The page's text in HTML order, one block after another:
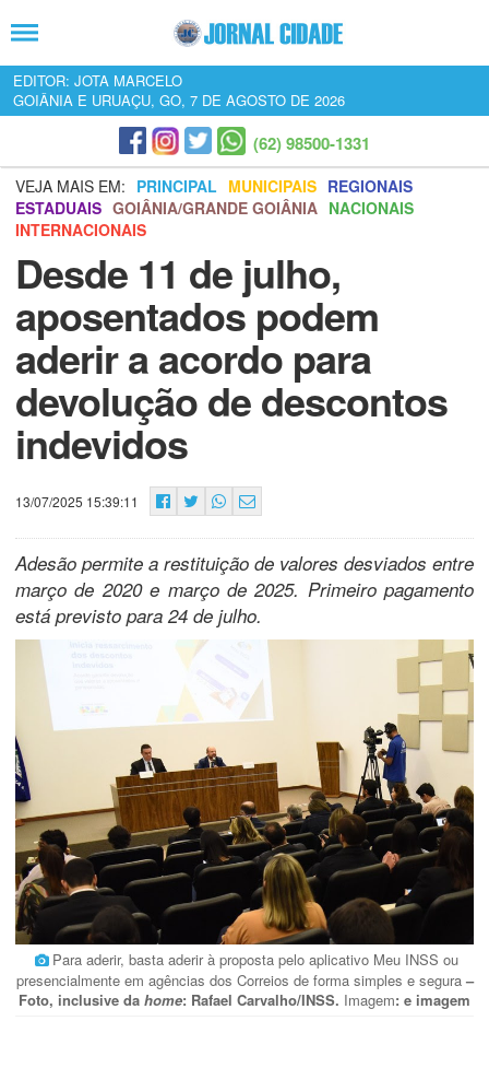
EDITOR: JOTA MARCELO
GOIÂNIA E URUAÇU, GO, 7 DE AGOSTO DE 2026
(62) 98500-1331
VEJA MAIS EM: PRINCIPAL MUNICIPAIS REGIONAIS
ESTADUAIS GOIÂNIA/GRANDE GOIÂNIA NACIONAIS
INTERNACIONAIS
Desde 11 de julho,
aposentados podem
aderir a acordo para
devolução de descontos
indevidos
13/07/2025 15:39:11
Adesão permite a restituição de valores desviados entre
março de 2020 e março de 2025. Primeiro pagamento
está previsto para 24 de julho.
Para aderir, basta aderir à proposta pelo aplicativo Meu INSS ou
presencialmente em agências dos Correios de forma simples e segura –
Foto, inclusive da home: Rafael Carvalho/INSS. Imagem: e imagem